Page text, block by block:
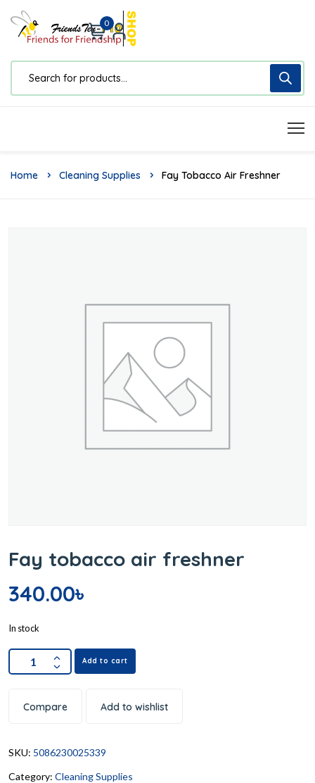
0
Home Cleaning Supplies Fay Tobacco Air Freshner
Fay tobacco air freshner
340.00৳
In stock
Add to cart
Compare Add to wishlist
SKU: 5086230025339
Category: Cleaning Supplies